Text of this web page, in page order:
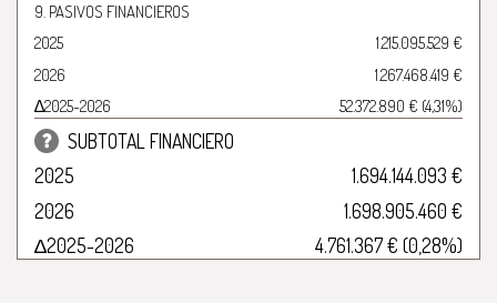
9. PASIVOS FINANCIEROS
2025
1.215.095.529 €
2026
1.267.468.419 €
∆2025-2026
52.372.890 € (4,31%)
SUBTOTAL FINANCIERO
2025
1.694.144.093 €
2026
1.698.905.460 €
∆2025-2026
4.761.367 € (0,28%)